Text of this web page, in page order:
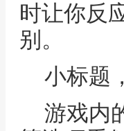
时让你反
别。
小标题
游戏内